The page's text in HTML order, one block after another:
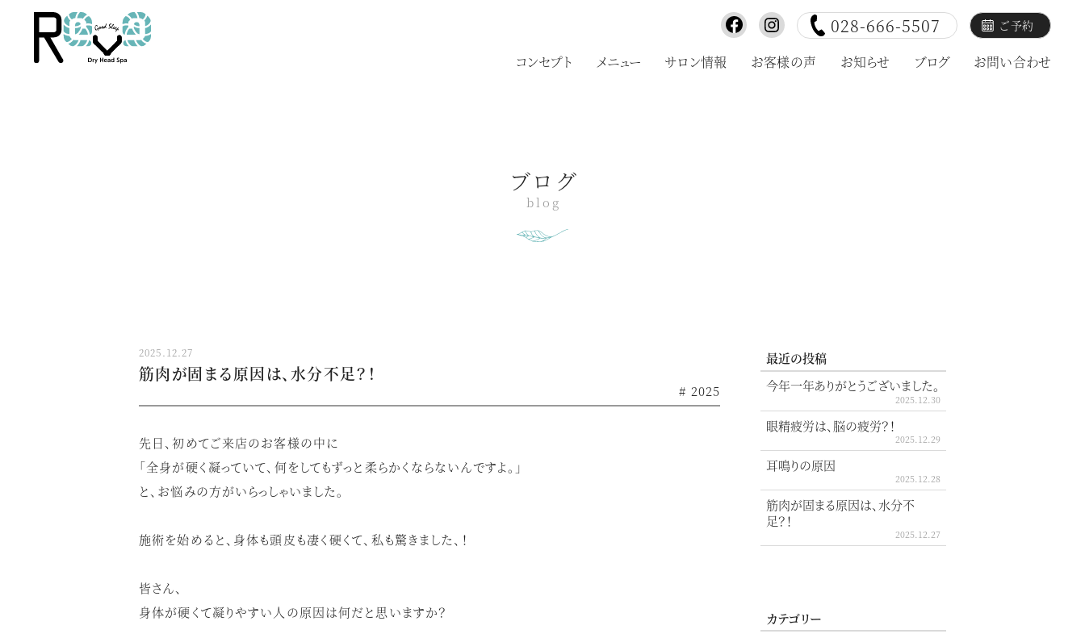
028-666-5507 ご予約
コンセプト メニュー サロン情報 お客様の声 お知らせ ブログ お問い合わせ
ブログ
blog
2025.12.27
筋肉が固まる原因は、水分不足？！
# 2025
先日、初めてご来店のお客様の中に
「全身が硬く凝っていて、何をしてもずっと柔らかくならないんですよ。」
と、お悩みの方がいらっしゃいました。
施術を始めると、身体も頭皮も凄く硬くて、私も驚きました、！
皆さん、
身体が硬くて凝りやすい人の原因は何だと思いますか？
最近の投稿
今年一年ありがとうございました。
2025.12.30
眼精疲労は、脳の疲労？！
2025.12.29
耳鳴りの原因
2025.12.28
筋肉が固まる原因は、水分不
足？！
2025.12.27
カテゴリー